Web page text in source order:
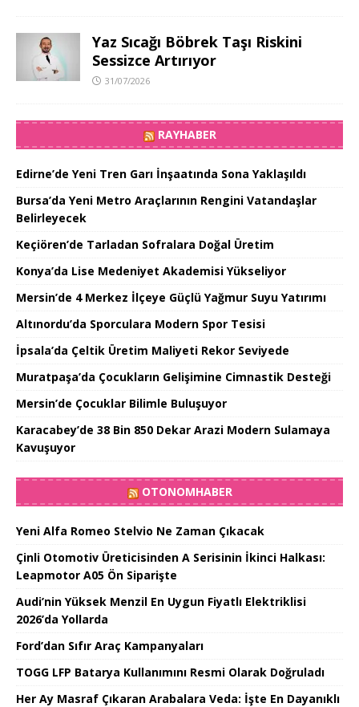
Yaz Sıcağı Böbrek Taşı Riskini
Sessizce Artırıyor
31/07/2026
RAYHABER
Edirne’de Yeni Tren Garı İnşaatında Sona Yaklaşıldı
Bursa’da Yeni Metro Araçlarının Rengini Vatandaşlar
Belirleyecek
Keçiören’de Tarladan Sofralara Doğal Üretim
Konya’da Lise Medeniyet Akademisi Yükseliyor
Mersin’de 4 Merkez İlçeye Güçlü Yağmur Suyu Yatırımı
Altınordu’da Sporculara Modern Spor Tesisi
İpsala’da Çeltik Üretim Maliyeti Rekor Seviyede
Muratpaşa’da Çocukların Gelişimine Cimnastik Desteği
Mersin’de Çocuklar Bilimle Buluşuyor
Karacabey’de 38 Bin 850 Dekar Arazi Modern Sulamaya
Kavuşuyor
OTONOMHABER
Yeni Alfa Romeo Stelvio Ne Zaman Çıkacak
Çinli Otomotiv Üreticisinden A Serisinin İkinci Halkası:
Leapmotor A05 Ön Siparişte
Audi’nin Yüksek Menzil En Uygun Fiyatlı Elektriklisi
2026’da Yollarda
Ford’dan Sıfır Araç Kampanyaları
TOGG LFP Batarya Kullanımını Resmi Olarak Doğruladı
Her Ay Masraf Çıkaran Arabalara Veda: İşte En Dayanıklı